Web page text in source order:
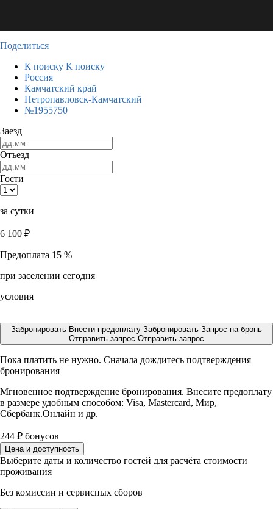
Поделиться
К поиску К поиску
Россия
Камчатский край
Петропавловск-Камчатский
№1955750
Заезд
Отъезд
Гости
за сутки
6 100 ₽
Предоплата 15 %
при заселении сегодня
условия
Забронировать Внести предоплату Забронировать Запрос на бронь
Отправить запрос Отправить запрос
Пока платить не нужно. Сначала дождитесь подтверждения
бронирования
Мгновенное подтверждение бронирования. Внесите предоплату
в размере удобным способом: Visa, Mastercard, Мир,
Сбербанк.Онлайн и др.
244 ₽ бонусов
Цена и доступность
Выберите даты и количество гостей для расчёта стоимости
проживания
Без комиссии и сервисных сборов